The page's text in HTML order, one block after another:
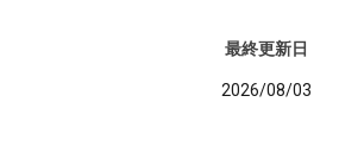
最終更新日
2026/08/03